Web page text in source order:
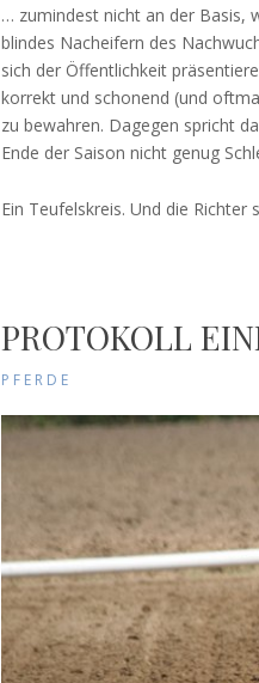
… zumindest nicht an der Basis,
blindes Nacheifern des
sich der Öffentlichkeit
korrekt und schonend (und
zu bewahren. Dagegen spricht
Ende der Saison nicht genug
Ein Teufelskreis. Und die
PROTOKOLL
PFERDE